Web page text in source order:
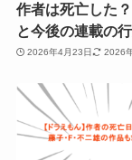
作者は死亡した
と今後の連載の
2026年4月23日 2026